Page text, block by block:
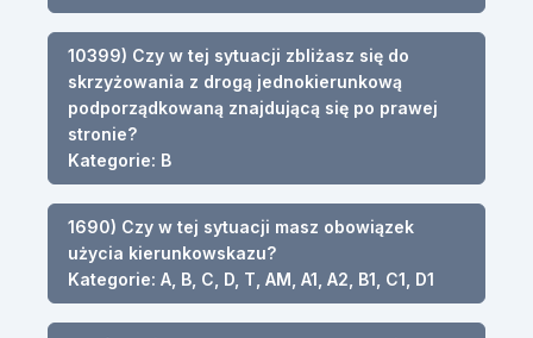
10399) Czy w tej sytuacji zbliżasz się do
skrzyżowania z drogą jednokierunkową
podporządkowaną znajdującą się po prawej
stronie?
Kategorie: B
1690) Czy w tej sytuacji masz obowiązek
użycia kierunkowskazu?
Kategorie: A, B, C, D, T, AM, A1, A2, B1, C1, D1